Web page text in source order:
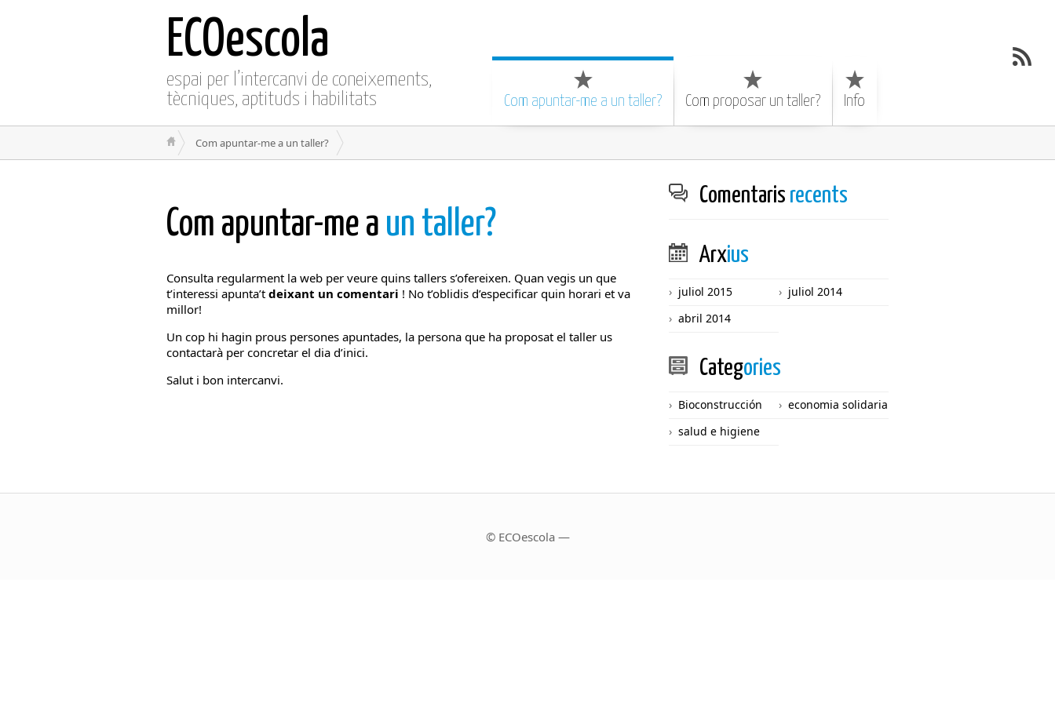
ECOescola
espai per l’intercanvi de coneixements,
tècniques, aptituds i habilitats
Com apuntar-me a un taller? Com proposar un taller? Info
Com apuntar-me a un taller?
Com apuntar-me a un taller?
Consulta regularment la web per veure quins tallers s’ofereixen. Quan vegis un que
t’interessi apunta’t deixant un comentari ! No t’oblidis d’especificar quin horari et va
millor!
Un cop hi hagin prous persones apuntades, la persona que ha proposat el taller us
contactarà per concretar el dia d’inici.
Salut i bon intercanvi.
Comentaris recents
Arxius
juliol 2015
juliol 2014
abril 2014
Categories
Bioconstrucción
economia solidaria
salud e higiene
© ECOescola —